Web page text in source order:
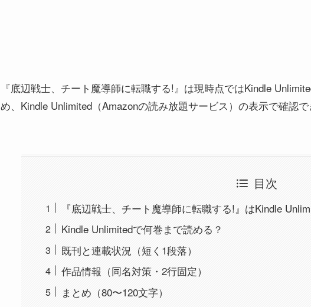
『底辺戦士、チート魔導師に転職する!』は現時点ではKindle
め、Kindle Unlimited（Amazonの読み放題サービス）の表示で確認で
目次
『底辺戦士、チート魔導師に転職する!』はKindle
Kindle Unlimitedで何巻まで読める？
既刊と連載状況（短く1段落）
作品情報（同名対策・2行固定）
まとめ（80〜120文字）